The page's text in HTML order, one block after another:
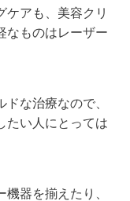
ケアも、美容クリ
なものはレーザー
な治療なので、
たい人にとっては
器を揃えたり、